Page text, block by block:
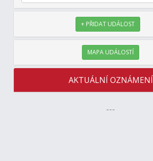
+ PŘIDAT UDÁLOST
MAPA UDÁLOSTÍ
AKTUÁLNÍ OZNÁMENÍ
---